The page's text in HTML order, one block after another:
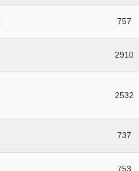
757
2910
2532
737
753